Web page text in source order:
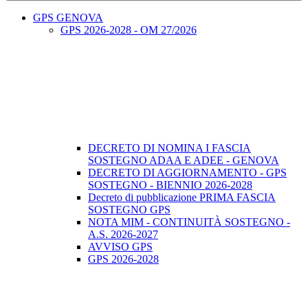
GPS GENOVA
GPS 2026-2028 - OM 27/2026
DECRETO DI NOMINA I FASCIA
SOSTEGNO ADAA E ADEE - GENOVA
DECRETO DI AGGIORNAMENTO - GPS
SOSTEGNO - BIENNIO 2026-2028
Decreto di pubblicazione PRIMA FASCIA
SOSTEGNO GPS
NOTA MIM - CONTINUITÀ SOSTEGNO -
A.S. 2026-2027
AVVISO GPS
GPS 2026-2028